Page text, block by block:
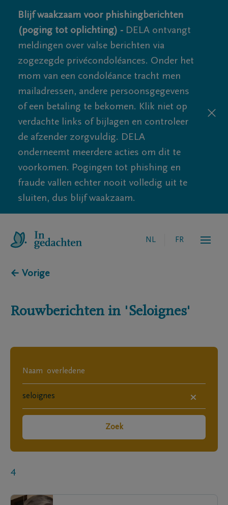
Blijf waakzaam voor phishingberichten
(poging tot oplichting) - DELA ontvangt
meldingen over valse berichten via
zogezegde privécondoléances. Onder het
mom van een condoléance tracht men
mailadressen, andere persoonsgegevens
of een betaling te bekomen. Klik niet op
verdachte links of bijlagen en controleer
de afzender zorgvuldig. DELA
onderneemt meerdere acties om dit te
voorkomen. Pogingen tot phishing en
fraude vallen echter nooit volledig uit te
sluiten, dus blijf waakzaam.
NL FR
← Vorige
Rouwberichten in 'Seloignes'
×
Zoek
4